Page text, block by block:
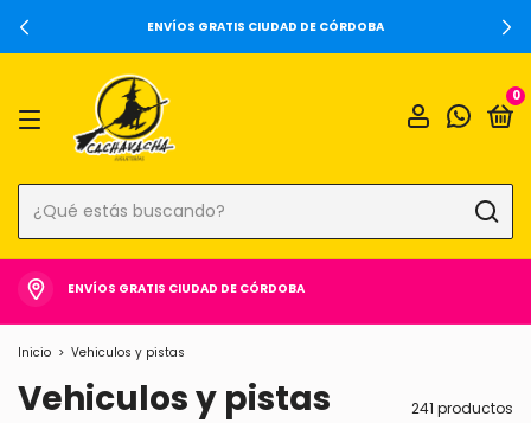
ENVÍOS GRATIS CIUDAD DE CÓRDOBA
0
ENVÍOS GRATIS CIUDAD DE CÓRDOBA
Inicio > Vehiculos y pistas
Vehiculos y pistas 241 productos